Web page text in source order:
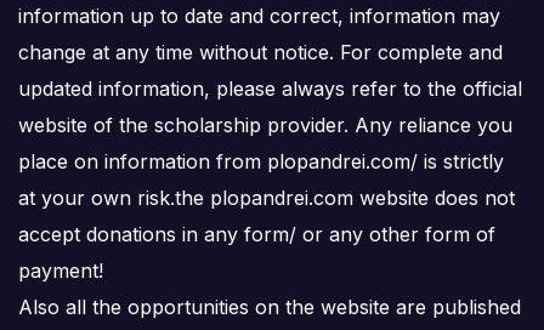
information up to date and correct, information may
change at any time without notice. For complete and
updated information, please always refer to the official
website of the scholarship provider. Any reliance you
place on information from plopandrei.com/ is strictly
at your own risk.the plopandrei.com website does not
accept donations in any form/ or any other form of
payment!
Also all the opportunities on the website are published